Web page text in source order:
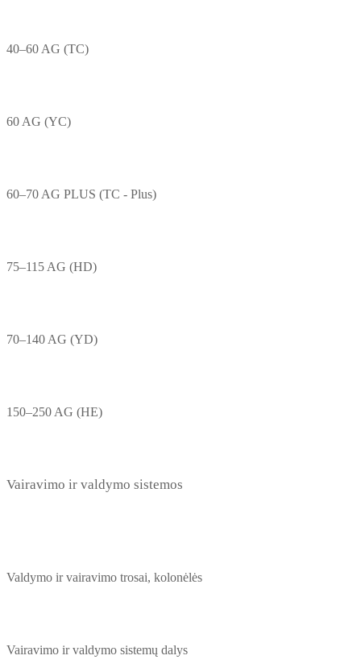
40–60 AG (TC)
60 AG (YC)
60–70 AG PLUS (TC - Plus)
75–115 AG (HD)
70–140 AG (YD)
150–250 AG (HE)
Vairavimo ir valdymo sistemos
Valdymo ir vairavimo trosai, kolonėlės
Vairavimo ir valdymo sistemų dalys